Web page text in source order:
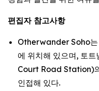
편집자 참고사항
Otherwander Soho
에 위치해 있으며, 토
Court Road Station)
인접해 있다.